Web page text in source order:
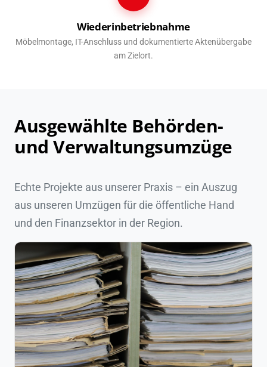
Wiederinbetriebnahme
Möbelmontage, IT-Anschluss und dokumentierte Aktenübergabe
am Zielort.
Ausgewählte Behörden-
und Verwaltungsumzüge
Echte Projekte aus unserer Praxis – ein Auszug
aus unseren Umzügen für die öffentliche Hand
und den Finanzsektor in der Region.